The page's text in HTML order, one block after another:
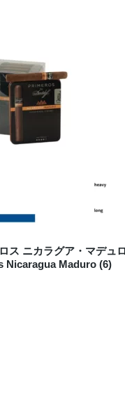
ス ニカラグア・マデュ
Nicaragua Maduro (6)